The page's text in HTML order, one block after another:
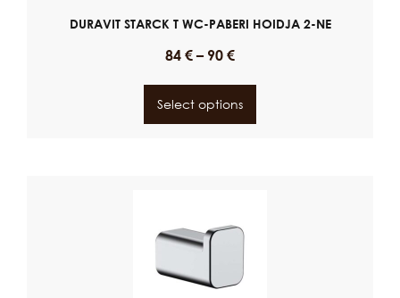
DURAVIT STARCK T WC-PABERI HOIDJA 2-NE
84 € – 90 €
Select options